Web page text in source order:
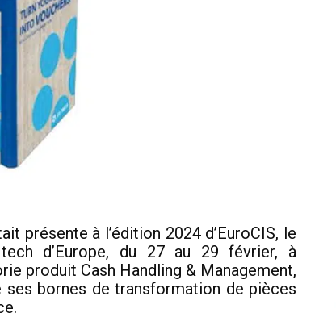
présente à l’édition 2024 d’EuroCIS, le
d’Europe, du 27 au 29 février, à
produit Cash Handling & Management,
ses bornes de transformation de pièces